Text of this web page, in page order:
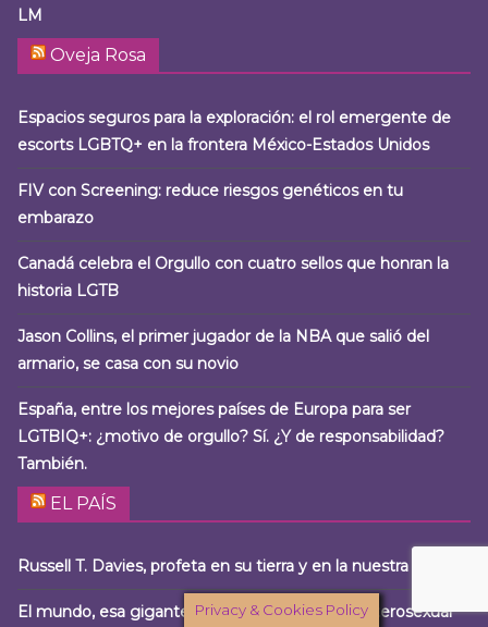
LM
Oveja Rosa
Espacios seguros para la exploración: el rol emergente de
escorts LGBTQ+ en la frontera México-Estados Unidos
FIV con Screening: reduce riesgos genéticos en tu
embarazo
Canadá celebra el Orgullo con cuatro sellos que honran la
historia LGTB
Jason Collins, el primer jugador de la NBA que salió del
armario, se casa con su novio
España, entre los mejores países de Europa para ser
LGTBIQ+: ¿motivo de orgullo? Sí. ¿Y de responsabilidad?
También.
EL PAÍS
Russell T. Davies, profeta en su tierra y en la nuestra
El mundo, esa gigantesca zona de ‘cruising’ heterosexual
Privacy & Cookies Policy